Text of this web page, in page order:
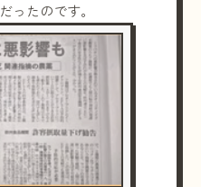
だったのです。